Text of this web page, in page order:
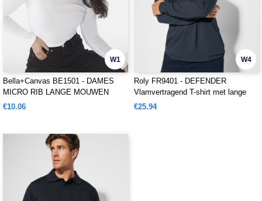
W1
Bella+Canvas BE1501 - DAMES
MICRO RIB LANGE MOUWEN
BABY TEE
€10.06
W4
Roly FR9401 - DEFENDER
Vlamvertragend T-shirt met lange
mouwen in effen gebreid
€25.94